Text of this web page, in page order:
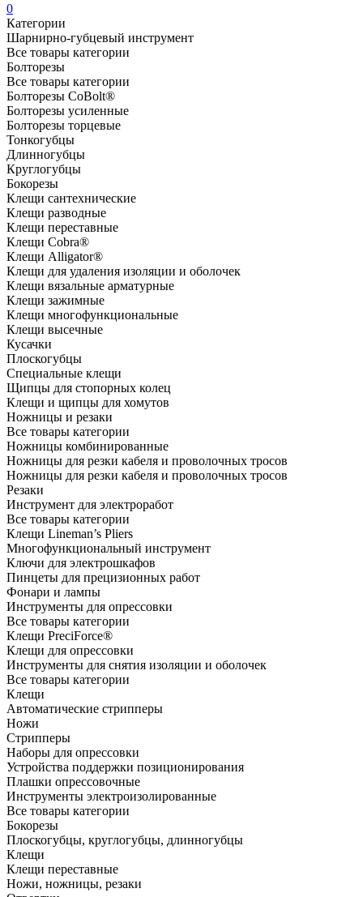
0
Категории
Шарнирно-губцевый инструмент
Все товары категории
Болторезы
Все товары категории
Болторезы CoBolt®
Болторезы усиленные
Болторезы торцевые
Тонкогубцы
Длинногубцы
Круглогубцы
Бокорезы
Клещи сантехнические
Клещи разводные
Клещи переставные
Клещи Cobra®
Клещи Alligator®
Клещи для удаления изоляции и оболочек
Клещи вязальные арматурные
Клещи зажимные
Клещи многофункциональные
Клещи высечные
Кусачки
Плоскогубцы
Специальные клещи
Щипцы для стопорных колец
Клещи и щипцы для хомутов
Ножницы и резаки
Все товары категории
Ножницы комбинированные
Ножницы для резки кабеля и проволочных тросов
Ножницы для резки кабеля и проволочных тросов
Резаки
Инструмент для электроработ
Все товары категории
Клещи Lineman’s Pliers
Многофункциональный инструмент
Ключи для электрошкафов
Пинцеты для прецизионных работ
Фонари и лампы
Инструменты для опрессовки
Все товары категории
Клещи PreciForce®
Клещи для опрессовки
Инструменты для снятия изоляции и оболочек
Все товары категории
Клещи
Автоматические стрипперы
Ножи
Стрипперы
Наборы для опрессовки
Устройства поддержки позиционирования
Плашки опрессовочные
Инструменты электроизолированные
Все товары категории
Бокорезы
Плоскогубцы, круглогубцы, длинногубцы
Клещи
Клещи переставные
Ножи, ножницы, резаки